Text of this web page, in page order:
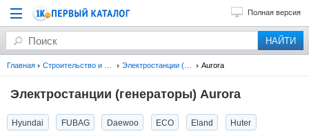
Полная версия
Главная Aurora
Электростанции (генераторы) Aurora
Hyundai FUBAG Daewoo ECO Eland Huter